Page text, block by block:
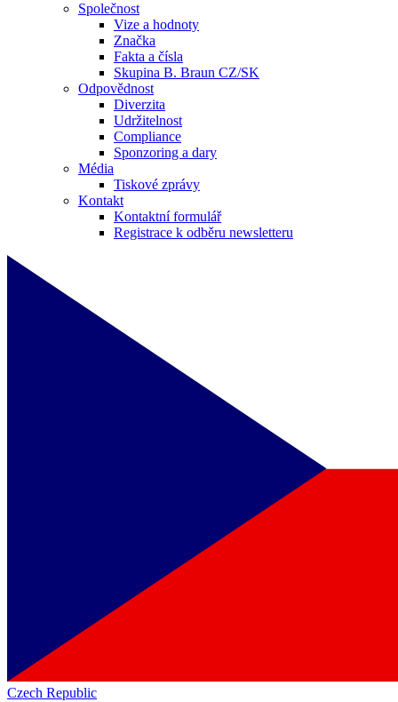
Společnost
Vize a hodnoty
Značka
Fakta a čísla
Skupina B. Braun CZ/SK
Odpovědnost
Diverzita
Udržitelnost
Compliance
Sponzoring a dary
Média
Tiskové zprávy
Kontakt
Kontaktní formulář
Registrace k odběru newsletteru
Czech Republic